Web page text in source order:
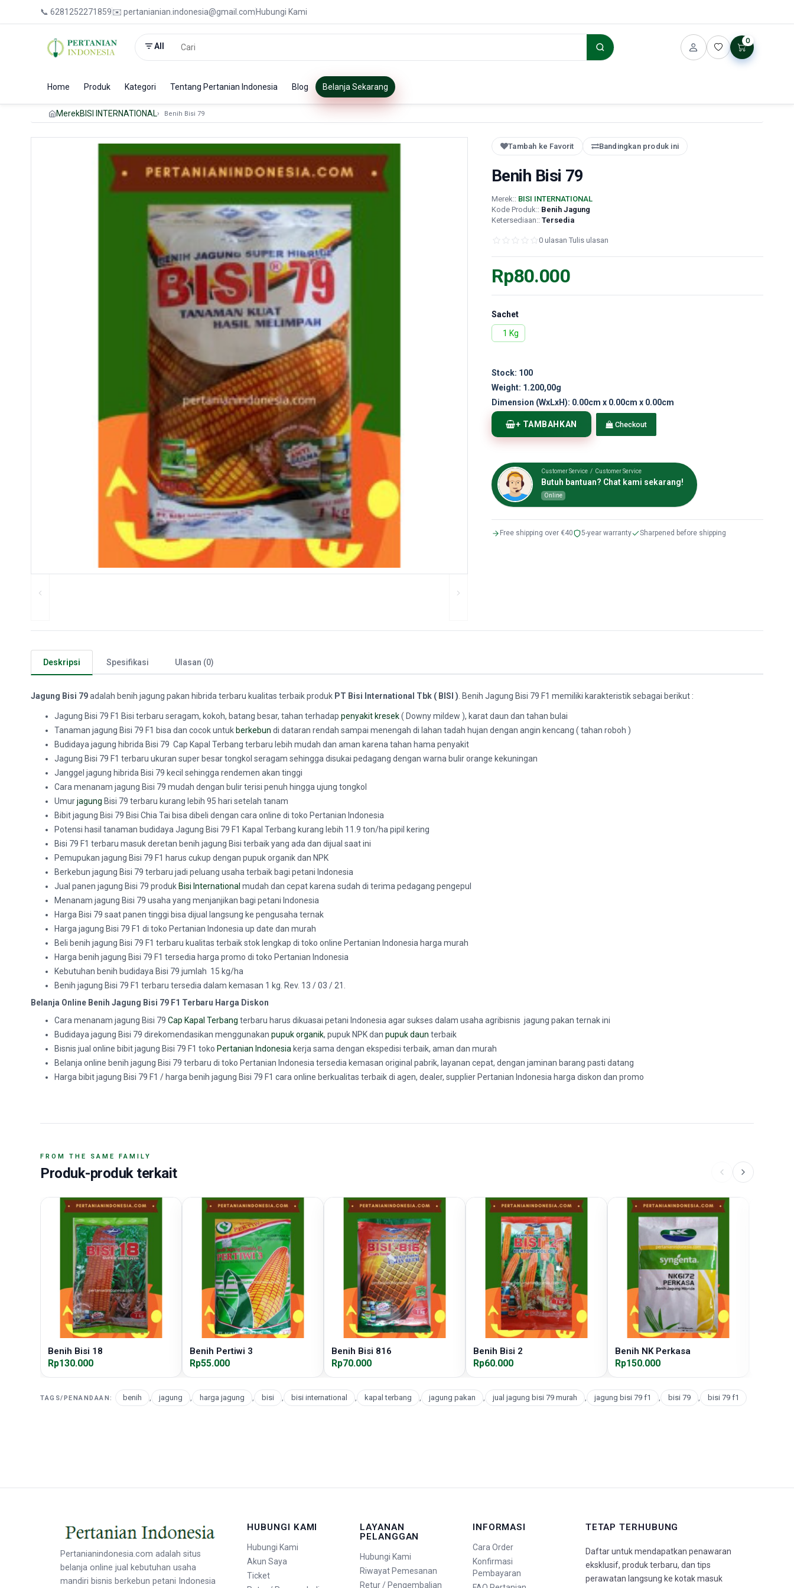
📞 6281252271859✉️ pertanianian.indonesia@gmail.com Hubungi Kami
All
0
Home Produk Kategori Tentang Pertanian Indonesia Blog Belanja Sekarang
MerekBISI INTERNATIONAL Benih Bisi 79
Tambah ke Favorit Bandingkan produk ini
Benih Bisi 79
Merek:: BISI INTERNATIONAL
Kode Produk:: Benih Jagung
Ketersediaan:: Tersedia
0 ulasan Tulis ulasan
Rp80.000
Sachet
1 Kg
Stock: 100
Weight: 1.200,00g
Dimension (WxLxH): 0.00cm x 0.00cm x 0.00cm
+ TAMBAHKAN Checkout
Customer Service / Customer Service
Butuh bantuan? Chat kami sekarang!
Online
Free shipping over €40 5-year warranty Sharpened before shipping
Deskripsi Spesifikasi Ulasan (0)
Jagung Bisi 79adalah benih jagung pakan hibrida terbaru kualitas terbaik produk PT Bisi International Tbk ( BISI ) . Benih Jagung Bisi 79 F1 memiliki karakteristik sebagai berikut :
Jagung Bisi 79 F1 Bisi terbaru seragam, kokoh, batang besar, tahan terhadap penyakit kresek( Downy mildew ), karat daun dan tahan bulai
Tanaman jagung Bisi 79 F1 bisa dan cocok untuk berkebun di dataran rendah sampai menengah di lahan tadah hujan dengan angin kencang ( tahan roboh )
Budidaya jagung hibrida Bisi 79 Cap Kapal Terbang terbaru lebih mudah dan aman karena tahan hama penyakit
Jagung Bisi 79 F1 terbaru ukuran super besar tongkol seragam sehingga disukai pedagang dengan warna bulir orange kekuningan
Janggel jagung hibrida Bisi 79 kecil sehingga rendemen akan tinggi
Cara menanam jagung Bisi 79 mudah dengan bulir terisi penuh hingga ujung tongkol
Umurjagung Bisi 79 terbaru kurang lebih 95 hari setelah tanam
Bibit jagung Bisi 79 Bisi Chia Tai bisa dibeli dengan cara online di toko Pertanian Indonesia
Potensi hasil tanaman budidaya Jagung Bisi 79 F1 Kapal Terbang kurang lebih 11.9 ton/ha pipil kering
Bisi 79 F1 terbaru masuk deretan benih jagung Bisi terbaik yang ada dan dijual saat ini
Pemupukan jagung Bisi 79 F1 harus cukup dengan pupuk organik dan NPK
Berkebun jagung Bisi 79 terbaru jadi peluang usaha terbaik bagi petani Indonesia
Jual panen jagung Bisi 79 produk Bisi International mudah dan cepat karena sudah di terima pedagang pengepul
Menanam jagung Bisi 79 usaha yang menjanjikan bagi petani Indonesia
Harga Bisi 79 saat panen tinggi bisa dijual langsung ke pengusaha ternak
Harga jagung Bisi 79 F1 di toko Pertanian Indonesia up date dan murah
Beli benih jagung Bisi 79 F1 terbaru kualitas terbaik stok lengkap di toko online Pertanian Indonesia harga murah
Harga benih jagung Bisi 79 F1 tersedia harga promo di toko Pertanian Indonesia
Kebutuhan benih budidaya Bisi 79 jumlah 15 kg/ha
Benih jagung Bisi 79 F1 terbaru tersedia dalam kemasan 1 kg. Rev. 13 / 03 / 21.
Belanja Online Benih Jagung Bisi 79 F1 Terbaru Harga Diskon
Cara menanam jagung Bisi 79 Cap Kapal Terbang terbaru harus dikuasai petani Indonesia agar sukses dalam usaha agribisnis jagung pakan ternak ini
Budidaya jagung Bisi 79 direkomendasikan menggunakan pupuk organik, pupuk NPK dan pupuk daun terbaik
Bisnis jual online bibit jagung Bisi 79 F1 toko Pertanian Indonesia kerja sama dengan ekspedisi terbaik, aman dan murah
Belanja online benih jagung Bisi 79 terbaru di toko Pertanian Indonesia tersedia kemasan original pabrik, layanan cepat, dengan jaminan barang pasti datang
Harga bibit jagung Bisi 79 F1 / harga benih jagung Bisi 79 F1 cara online berkualitas terbaik di agen, dealer, supplier Pertanian Indonesia harga diskon dan promo
FROM THE SAME FAMILY
Produk-produk terkait
Benih Bisi 18
Rp130.000
Benih Pertiwi 3
Rp55.000
Benih Bisi 816
Rp70.000
Benih Bisi 2
Rp60.000
Benih NK Perkasa
Rp150.000
TAGS/PENANDAAN: benih , jagung , harga jagung , bisi , bisi international , kapal terbang , jagung pakan , jual jagung bisi 79 murah , jagung bisi 79 f1 , bisi 79 , bisi 79 f1
Pertanianindonesia.com adalah situs
belanja online jual kebutuhan usaha
mandiri bisnis berkebun petani Indonesia
HUBUNGI KAMI
Hubungi Kami
Akun Saya
Ticket
LAYANAN
PELANGGAN
Hubungi Kami
Riwayat Pemesanan
Retur / Pengembalian
INFORMASI
Cara Order
Konfirmasi
Pembayaran
TETAP TERHUBUNG
Daftar untuk mendapatkan penawaran
eksklusif, produk terbaru, dan tips
perawatan langsung ke kotak masuk